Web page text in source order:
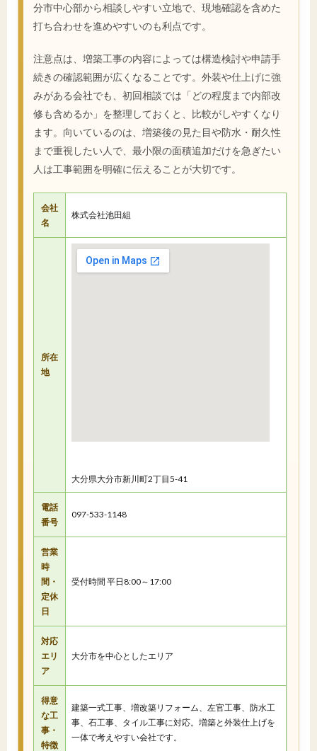
分市中心部から相談しやすい立地で、現地確認を含めた
打ち合わせを進めやすいのも利点です。
注意点は、増築工事の内容によっては構造検討や申請手
続きの確認範囲が広くなることです。外装や仕上げに強
みがある会社でも、初回相談では「どの程度まで内部改
修も含めるか」を整理しておくと、比較がしやすくなり
ます。向いているのは、増築後の見た目や防水・耐久性
まで重視したい人で、最小限の面積追加だけを急ぎたい
人は工事範囲を明確に伝えることが大切です。
会社
名
株式会社池田組
所在
地
大分県大分市新川町2丁目5-41
電話
番号
097-533-1148
営業
時
間・
定休
日
受付時間 平日8:00～17:00
対応
エリ
ア
大分市を中心としたエリア
得意
な工
事・
特徴
建築一式工事、増改築リフォーム、左官工事、防水工
事、石工事、タイル工事に対応。増築と外装仕上げを
一体で考えやすい会社です。